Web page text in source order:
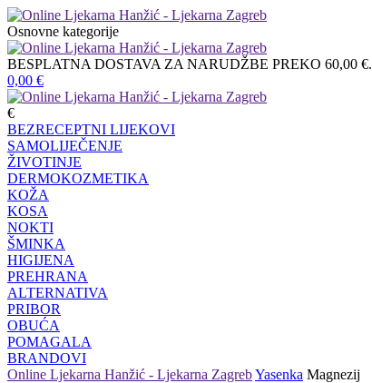
Osnovne kategorije
BESPLATNA DOSTAVA ZA NARUDŽBE PREKO 60,00 €.
0,00 €
€
BEZRECEPTNI LIJEKOVI
SAMOLIJEČENJE
ŽIVOTINJE
DERMOKOZMETIKA
KOŽA
KOSA
NOKTI
ŠMINKA
HIGIJENA
PREHRANA
ALTERNATIVA
PRIBOR
OBUĆA
POMAGALA
BRANDOVI
Online Ljekarna Hanžić - Ljekarna ZagrebYasenka Magnezij